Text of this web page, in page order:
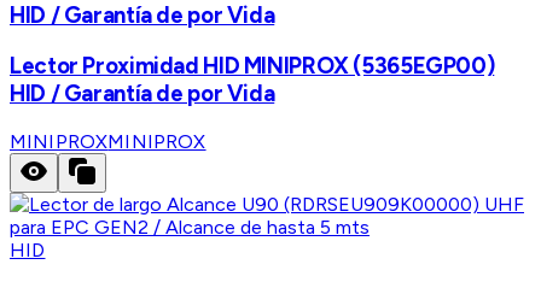
HID / Garantía de por Vida
Lector Proximidad HID MINIPROX (5365EGP00)
HID / Garantía de por Vida
MINIPROXMINIPROX
HID